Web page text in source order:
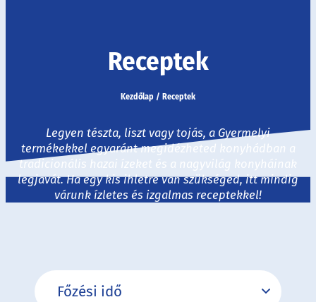
Receptek
Kezdőlap / Receptek
Legyen tészta, liszt vagy tojás, a Gyermelyi
termékekkel egyaránt megidézheted konyhádban a
tradicionális hazai ízeket és a nagyvilág konyháinak
legjavát. Ha egy kis ihletre van szükséged, itt mindig
várunk ízletes és izgalmas receptekkel!